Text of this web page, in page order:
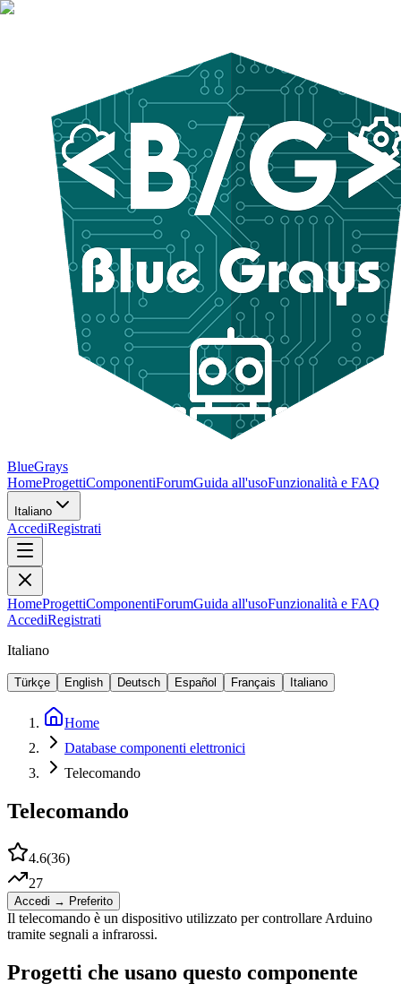
BlueGrays
HomeProgettiComponentiForumGuida all'usoFunzionalità e FAQ
Italiano
AccediRegistrati
HomeProgettiComponentiForumGuida all'usoFunzionalità e FAQ
AccediRegistrati
Italiano
Türkçe English Deutsch Español Français Italiano
Home
Database componenti elettronici
Telecomando
Telecomando
4.6(36)
27
Accedi → Preferito
Il telecomando è un dispositivo utilizzato per controllare Arduino
tramite segnali a infrarossi.
Progetti che usano questo componente